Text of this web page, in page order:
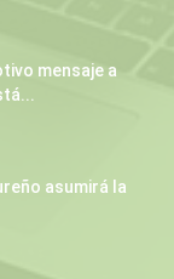
mensaje a
asumirá la